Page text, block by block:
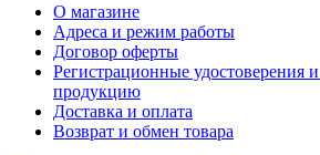
О магазине
Адреса и режим работы
Договор оферты
Регистрационные удостоверения
продукцию
Доставка и оплата
Возврат и обмен товара